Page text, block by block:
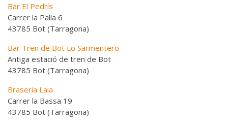
Bar El Pedrís
Carrer la Palla 6
43785 Bot (Tarragona)
Bar Tren de Bot Lo Sarmentero
Antiga estació de tren de Bot
43785 Bot (Tarragona)
Braseria Laia
Carrer la Bassa 19
43785 Bot (Tarragona)